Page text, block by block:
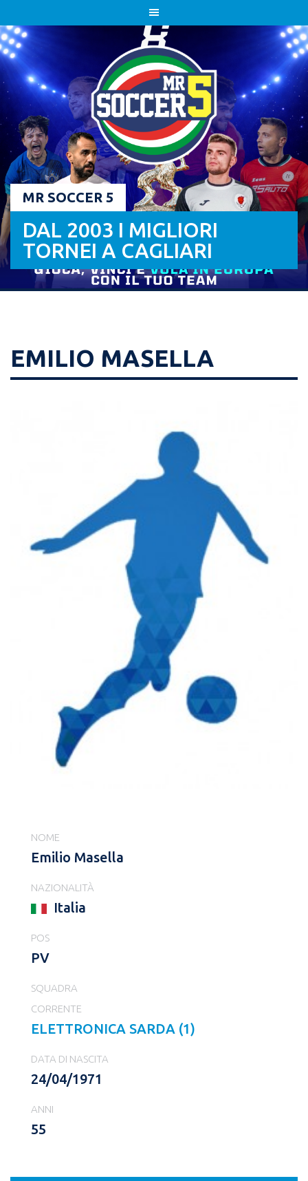
to
content
MR SOCCER 5
DAL 2003 I MIGLIORI
TORNEI A CAGLIARI
EMILIO MASELLA
NOME
Emilio Masella
NAZIONALITÀ
Italia
POS
PV
SQUADRA
CORRENTE
ELETTRONICA SARDA (1)
DATA DI NASCITA
24/04/1971
ANNI
55